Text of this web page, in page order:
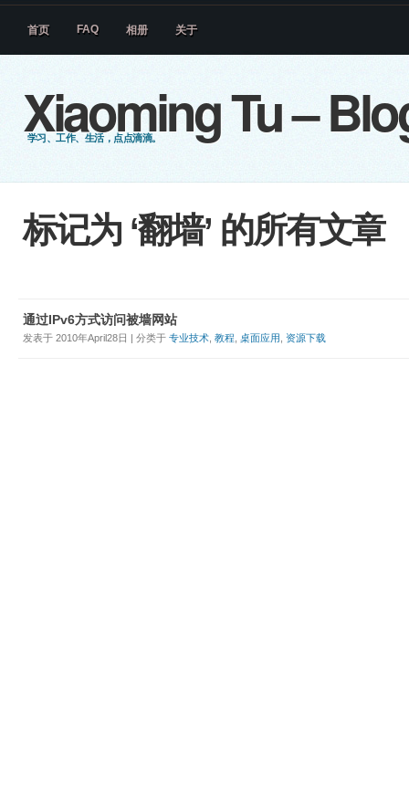
Xiaoming Tu –
学习、工作、生活，点点滴滴。
首页 FAQ 相册 关于
标记为 ‘翻墙’ 的所有文章
通过IPv6方式访问被墙网站
发表于 2010年April28日 | 分类于 专业技术 教程 桌面应用 资源下载